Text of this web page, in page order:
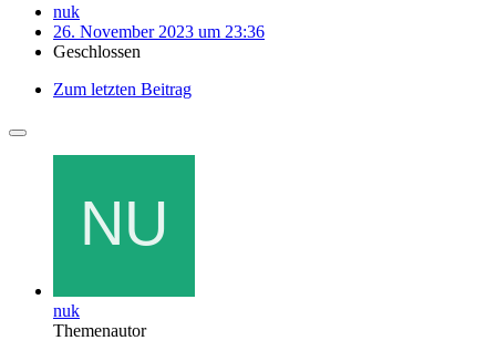
nuk
26. November 2023 um 23:36
Geschlossen
Zum letzten Beitrag
nuk
Themenautor